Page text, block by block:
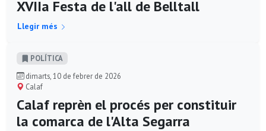
XVIIa Festa de l'all de Belltall
Llegir més
POLÍ­TICA
dimarts, 10 de febrer de 2026
Calaf
Calaf reprèn el procés per constituir
la comarca de l'Alta Segarra